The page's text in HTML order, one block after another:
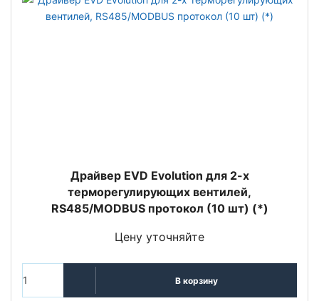
Драйвер EVD Evolution для 2-х
терморегулирующих вентилей,
RS485/MODBUS протокол (10 шт) (*)
Цену уточняйте
В корзину